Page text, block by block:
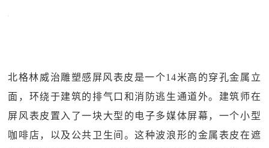
北格林威治雕塑感屏风表皮是一个14米高的穿孔金属立
面，环绕于建筑的排气口和消防逃生通道外。建筑师在
屏风表皮置入了一块大型的电子多媒体屏幕，一个小型
咖啡店，以及公共卫生间。这种波浪形的金属表皮在遮